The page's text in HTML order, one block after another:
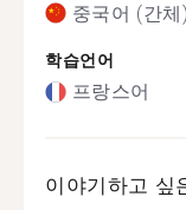
중국어 (간체
학습언어
프랑스어
이야기하고 싶